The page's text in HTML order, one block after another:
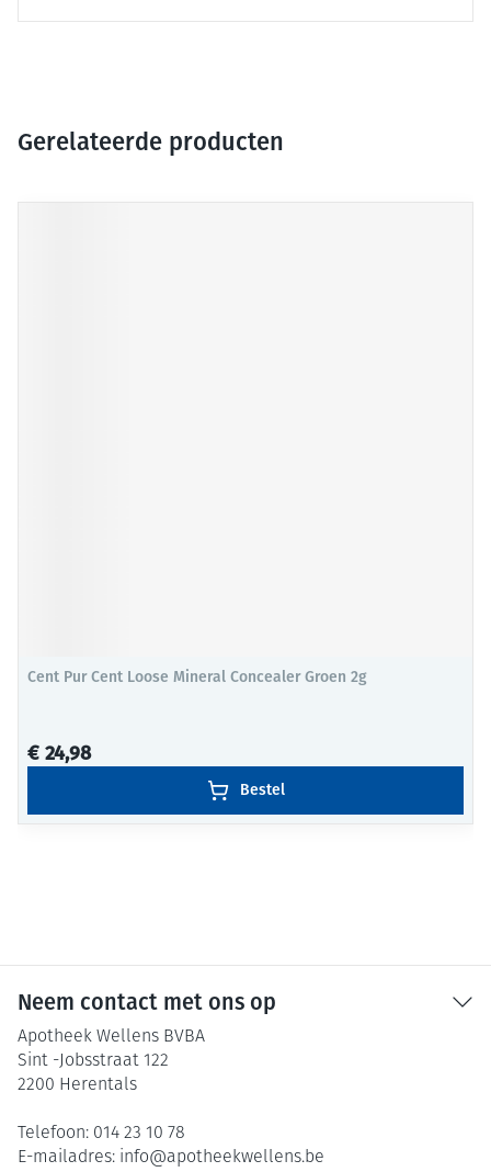
Gerelateerde producten
Cent Pur Cent Loose Mineral Concealer Groen 2g
€ 24,98
Bestel
Neem contact met ons op
Apotheek Wellens BVBA
Sint -Jobsstraat 122
2200 Herentals
Telefoon: 014 23 10 78
E-mailadres: info@apotheekwellens.be